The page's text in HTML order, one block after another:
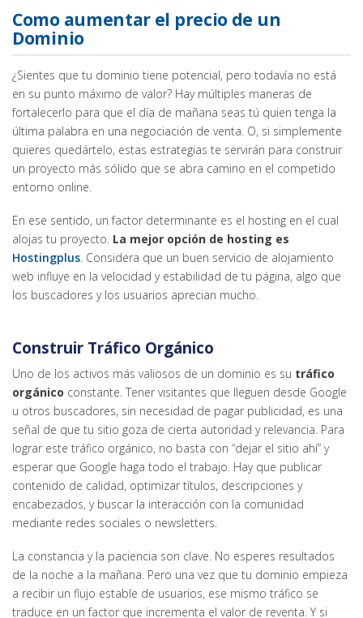
Como aumentar el precio de un
Dominio
¿Sientes que tu dominio tiene potencial, pero todavía no está
en su punto máximo de valor? Hay múltiples maneras de
fortalecerlo para que el día de mañana seas tú quien tenga la
última palabra en una negociación de venta. O, si simplemente
quieres quedártelo, estas estrategias te servirán para construir
un proyecto más sólido que se abra camino en el competido
entorno online.
En ese sentido, un factor determinante es el hosting en el cual
alojas tu proyecto. La mejor opción de hosting es
Hostingplus. Considera que un buen servicio de alojamiento
web influye en la velocidad y estabilidad de tu página, algo que
los buscadores y los usuarios aprecian mucho.
Construir Tráfico Orgánico
Uno de los activos más valiosos de un dominio es su tráfico
orgánico constante. Tener visitantes que lleguen desde Google
u otros buscadores, sin necesidad de pagar publicidad, es una
señal de que tu sitio goza de cierta autoridad y relevancia. Para
lograr este tráfico orgánico, no basta con “dejar el sitio ahí” y
esperar que Google haga todo el trabajo. Hay que publicar
contenido de calidad, optimizar títulos, descripciones y
encabezados, y buscar la interacción con la comunidad
mediante redes sociales o newsletters.
La constancia y la paciencia son clave. No esperes resultados
de la noche a la mañana. Pero una vez que tu dominio empieza
a recibir un flujo estable de usuarios, ese mismo tráfico se
traduce en un factor que incrementa el valor de reventa. Y si